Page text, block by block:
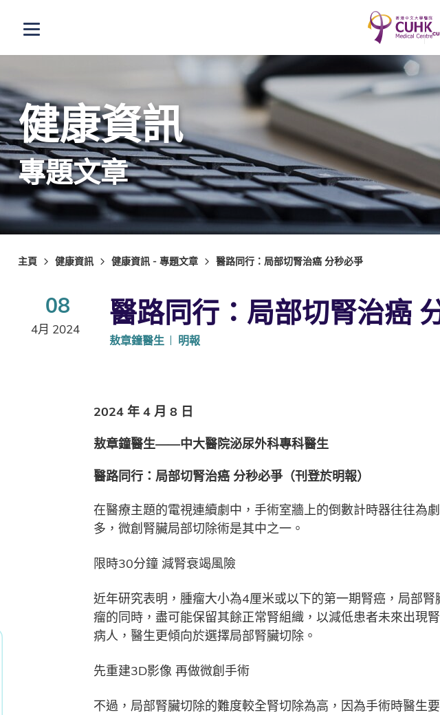
打開選單
健康資訊
專題文章
主頁 健康資訊 健康資訊 - 專題文章 醫路同行：局部切腎治癌 分秒必爭
08
4月 2024 醫路同行：局部切腎治癌
敖章鐘醫生 明報
2024 年 4 月 8 日
敖章鐘醫生——中大醫院泌尿外科專科醫生
醫路同行：局部切腎治癌 分秒必爭（刊登於明報）
在醫療主題的電視連續劇中，手術室牆上的倒數計時器往往為
多，微創腎臟局部切除術是其中之一。
限時30分鐘 減腎衰竭風險
近年研究表明，腫瘤大小為4厘米或以下的第一期腎癌，局部
瘤的同時，盡可能保留其餘正常腎組織，以減低患者未來出現
病人，醫生更傾向於選擇局部腎臟切除。
先重建3D影像 再做微創手術
不過，局部腎臟切除的難度較全腎切除為高，因為手術時醫生